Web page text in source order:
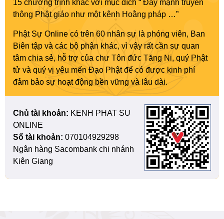
15 chương trình khác với mục đích “ Đẩy mạnh truyền
thông Phật giáo như một kênh Hoằng pháp …”
Phật Sự Online có trên 60 nhân sự là phóng viên, Ban
Biên tập và các bộ phận khác, vì vậy rất cần sự quan
tâm chia sẻ, hỗ trợ của chư Tôn đức Tăng Ni, quý Phật
tử và quý vị yêu mến Đạo Phật để có được kinh phí
đảm bảo sự hoạt động bền vững và lâu dài.
Chủ tài khoản: KENH PHAT SU
ONLINE
Số tài khoản: 070104929298
Ngân hàng Sacombank chi nhánh
Kiên Giang